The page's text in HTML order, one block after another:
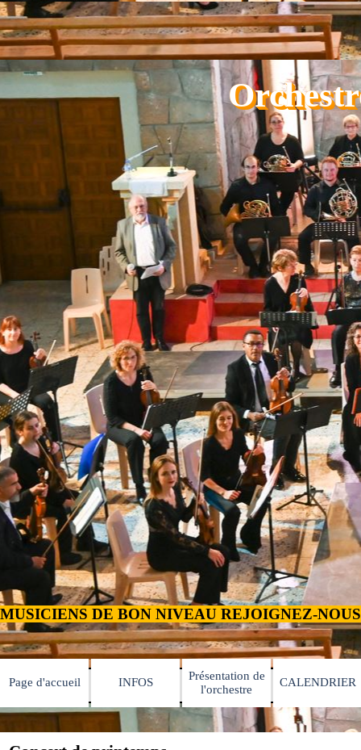
Aller au contenu
Page d'accueil INFOS ▼
Présentation de
l'orchestre
▼
CALENDRIER